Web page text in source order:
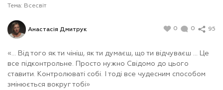
Тема: Всесвіт
Анастасія Дмитрук 0 0 95
«... Від того як ти чініш, як ти думаєш, що ти відчуваєш ... Це
все підконтрольне. Просто нужно Свідомо до цього
ставити. Контролюваті собі. І тоді все чудесним способом
змінюється вокруг тобі»